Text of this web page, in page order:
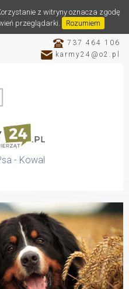
z witryny oznacza zgodę
przeglądarki.
Rozumiem
737 464 106
karmy24@o2.pl
- Kowal